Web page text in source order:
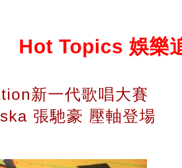
Hot Topics 娛樂
新一代歌唱大賽
張馳豪 壓軸登場